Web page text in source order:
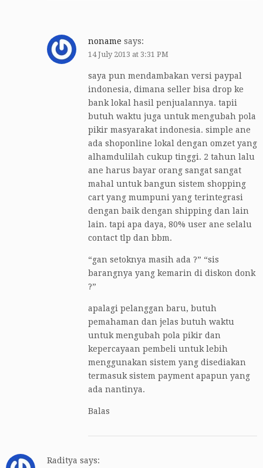
noname says:
14 July 2013 at 3:31 PM
saya pun mendambakan versi paypal
indonesia, dimana seller bisa drop ke
bank lokal hasil penjualannya. tapii
butuh waktu juga untuk mengubah pola
pikir masyarakat indonesia. simple ane
ada shoponline lokal dengan omzet yang
alhamdulilah cukup tinggi. 2 tahun lalu
ane harus bayar orang sangat sangat
mahal untuk bangun sistem shopping
cart yang mumpuni yang terintegrasi
dengan baik dengan shipping dan lain
lain. tapi apa daya, 80% user ane selalu
contact tlp dan bbm.
“gan setoknya masih ada ?” “sis
barangnya yang kemarin di diskon donk
?”
apalagi pelanggan baru, butuh
pemahaman dan jelas butuh waktu
untuk mengubah pola pikir dan
kepercayaan pembeli untuk lebih
menggunakan sistem yang disediakan
termasuk sistem payment apapun yang
ada nantinya.
Balas
Raditya says: